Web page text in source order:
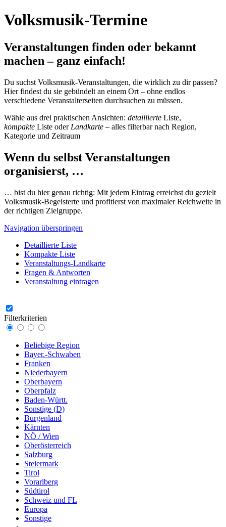
Volksmusik-Termine
Veranstaltungen finden oder bekannt
machen – ganz einfach!
Du suchst Volksmusik-Veranstaltungen, die wirklich zu dir passen?
Hier findest du sie gebündelt an einem Ort – ohne endlos
verschiedene Veranstalterseiten durchsuchen zu müssen.
Wähle aus drei praktischen Ansichten: detaillierte Liste,
kompakte Liste oder Landkarte – alles filterbar nach Region,
Kategorie und Zeitraum
Wenn du selbst Veranstaltungen
organisierst, …
… bist du hier genau richtig: Mit jedem Eintrag erreichst du gezielt
Volksmusik-Begeisterte und profitierst von maximaler Reichweite in
der richtigen Zielgruppe.
Navigation überspringen
Detaillierte Liste
Kompakte Liste
Veranstaltungs-Landkarte
Fragen & Antworten
Veranstaltung eintragen
Filterkriterien
Beliebige Region
Bayer.-Schwaben
Franken
Niederbayern
Oberbayern
Oberpfalz
Baden-Württ.
Sonstige (D)
Burgenland
Kärnten
NÖ / Wien
Oberösterreich
Salzburg
Steiermark
Tirol
Vorarlberg
Südtirol
Schweiz und FL
Europa
Sonstige